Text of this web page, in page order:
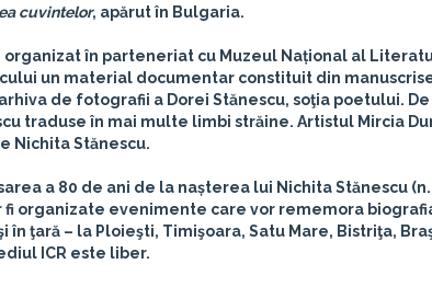
cuvintelor, apărut în Bulgaria.
în parteneriat cu Muzeul Național al
un material documentar constituit din
de fotografii a Dorei Stănescu, soţia poetului.
traduse în mai multe limbi străine. Artistul Mircia
Nichita Stănescu.
a 80 de ani de la nașterea lui Nichita Stănescu
fi organizate evenimente care vor rememora
în ţară – la Ploieşti, Timişoara, Satu Mare, Bistriţa,
ICR este liber.